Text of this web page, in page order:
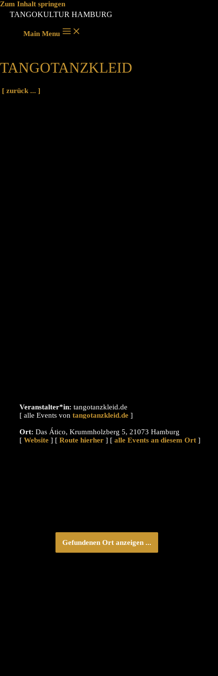
Zum Inhalt springen
TANGOKULTUR HAMBURG
Main Menu
TANGOTANZKLEID
[ zurück ... ]
Veranstalter*in: tangotanzkleid.de
[ alle Events von
]
Ort: Das Ático, Krummholzberg 5, 21073 Hamburg
[ Website ] [ Route hierher ] [ alle Events an diesem Ort ]